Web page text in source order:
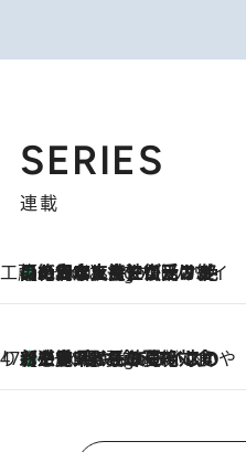
SERIES
連載
工藤まやのおもてなしハワイ
7 Hours Ago
【ハワイ土産】ローカルの絶大な支持で復活！ 絶品の幻クッキー《元ファンの日本人女性が受け継いだ名店》
47都道府県の手みやげ ひんやりスイーツで夏を満喫
7 Hours Ago
【三重県】この夏絶対食べたい 冷やしておいしいおやつ3選 お餅×アイスの新感覚スイーツ